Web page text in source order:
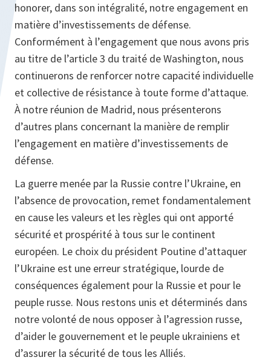
honorer, dans son intégralité, notre engagement en
matière d’investissements de défense.
Conformément à l’engagement que nous avons pris
au titre de l’article 3 du traité de Washington, nous
continuerons de renforcer notre capacité individuelle
et collective de résistance à toute forme d’attaque.
À notre réunion de Madrid, nous présenterons
d’autres plans concernant la manière de remplir
l’engagement en matière d’investissements de
défense.
La guerre menée par la Russie contre l’Ukraine, en
l’absence de provocation, remet fondamentalement
en cause les valeurs et les règles qui ont apporté
sécurité et prospérité à tous sur le continent
européen. Le choix du président Poutine d’attaquer
l’Ukraine est une erreur stratégique, lourde de
conséquences également pour la Russie et pour le
peuple russe. Nous restons unis et déterminés dans
notre volonté de nous opposer à l’agression russe,
d’aider le gouvernement et le peuple ukrainiens et
d’assurer la sécurité de tous les Alliés.